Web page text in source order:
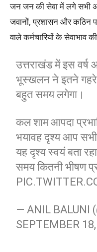
जन जन की सेवा में लगे सभी
जवानों, प्रशासन और कठिन
वाले कर्मचारियों के सेवाभाव
उत्तराखंड में इस वर्ष
भूस्खलन ने इतने गहरे
बहुत समय लगेगा।
कल शाम आपदा
भयावह दृश्य आप
यह दृश्य स्वयं बता
समय कितनी भीषण
— ANIL BALUNI
SEPTEMBER